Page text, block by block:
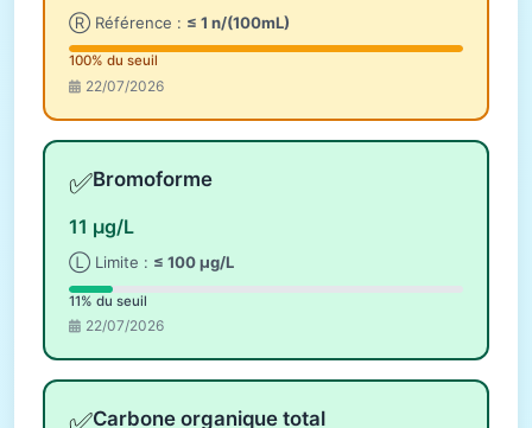
Ⓡ Référence : ≤ 1 n/(100mL)
100% du seuil
22/07/2026
✅Bromoforme
11 µg/L
Ⓛ Limite : ≤ 100 µg/L
11% du seuil
22/07/2026
Carbone organique total